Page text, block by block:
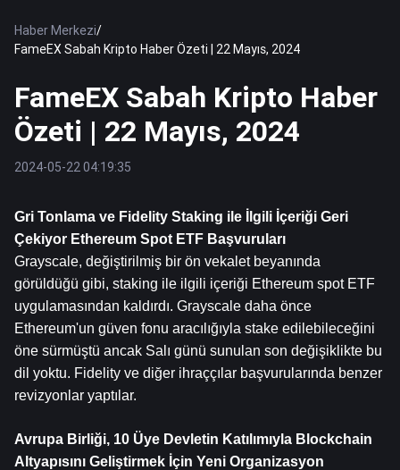
Haber Merkezi/
FameEX Sabah Kripto Haber Özeti | 22 Mayıs, 2024
FameEX Sabah Kripto Haber
Özeti | 22 Mayıs, 2024
2024-05-22 04:19:35
Gri Tonlama ve Fidelity Staking ile İlgili İçeriği Geri
Çekiyor Ethereum Spot ETF Başvuruları
Grayscale, değiştirilmiş bir ön vekalet beyanında
görüldüğü gibi, staking ile ilgili içeriği Ethereum spot ETF
uygulamasından kaldırdı. Grayscale daha önce
Ethereum'un güven fonu aracılığıyla stake edilebileceğini
öne sürmüştü ancak Salı günü sunulan son değişiklikte bu
dil yoktu. Fidelity ve diğer ihraççılar başvurularında benzer
revizyonlar yaptılar.
Avrupa Birliği, 10 Üye Devletin Katılımıyla Blockchain
Altyapısını Geliştirmek İçin Yeni Organizasyon